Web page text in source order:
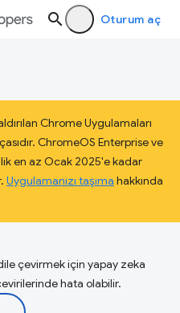
Oturum aç
Chrome Uygulamaları
ChromeOS Enterprise ve
en az Ocak 2025'e kadar
Uygulamanızı taşıma hakkında
çevirmek için yapay zeka
hata olabilir.